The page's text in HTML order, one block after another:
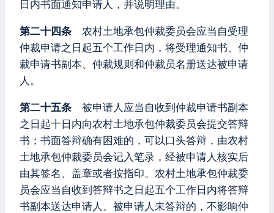
日内书面通知申请人，并说明理由。
第二十四条 农村土地承包仲裁委员会应当自受理
仲裁申请之日起五个工作日内，将受理通知书、仲
裁申请书副本、仲裁规则和仲裁员名册送达被申请
人。
第二十五条 被申请人应当自收到仲裁申请书副本
之日起十日内向农村土地承包仲裁委员会提交答辩
书；书面答辩确有困难的，可以口头答辩，由农村
土地承包仲裁委员会记入笔录，经被申请人核实后
由其签名、盖章或者按指印。农村土地承包仲裁委
员会应当自收到答辩书之日起五个工作日内将答辩
书副本送达申请人。被申请人未答辩的，不影响仲